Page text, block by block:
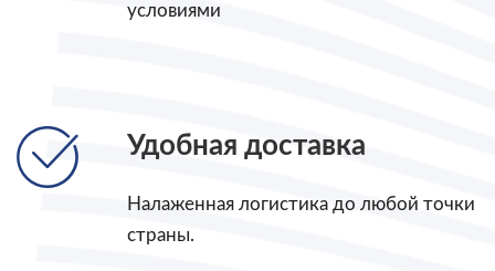
условиями
Удобная доставка
Налаженная логистика до любой точки
страны.